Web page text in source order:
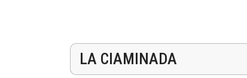
LA CIAMINADA